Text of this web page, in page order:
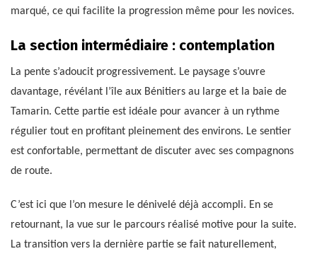
marqué, ce qui facilite la progression même pour les novices.
La section intermédiaire : contemplation
La pente s’adoucit progressivement. Le paysage s’ouvre
davantage, révélant l’île aux Bénitiers au large et la baie de
Tamarin. Cette partie est idéale pour avancer à un rythme
régulier tout en profitant pleinement des environs. Le sentier
est confortable, permettant de discuter avec ses compagnons
de route.
C’est ici que l’on mesure le dénivelé déjà accompli. En se
retournant, la vue sur le parcours réalisé motive pour la suite.
La transition vers la dernière partie se fait naturellement,